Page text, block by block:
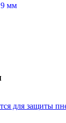
мм
для защиты